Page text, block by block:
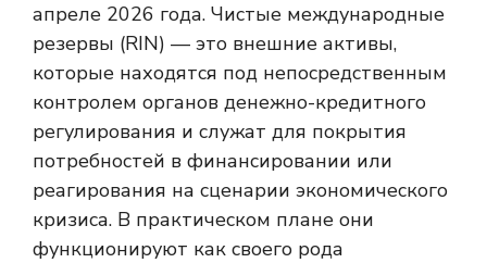
апреле 2026 года. Чистые международные
резервы (RIN) — это внешние активы,
которые находятся под непосредственным
контролем органов денежно-кредитного
регулирования и служат для покрытия
потребностей в финансировании или
реагирования на сценарии экономического
кризиса. В практическом плане они
функционируют как своего рода